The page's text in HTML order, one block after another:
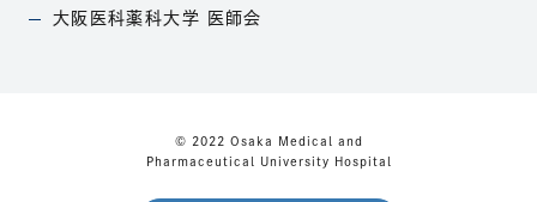
大阪医科薬科大学 医師会
（別ウィンドウで開きます）
© 2022 Osaka Medical and
Pharmaceutical University Hospital